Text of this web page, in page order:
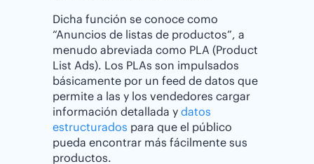
Dicha función se conoce como
“Anuncios de listas de productos”, a
menudo abreviada como PLA (Product
List Ads). Los PLAs son impulsados
básicamente por un feed de datos que
permite a las y los vendedores cargar
información detallada y datos
estructurados para que el público
pueda encontrar más fácilmente sus
productos.